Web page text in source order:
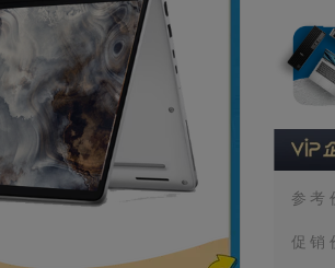
参考
促销